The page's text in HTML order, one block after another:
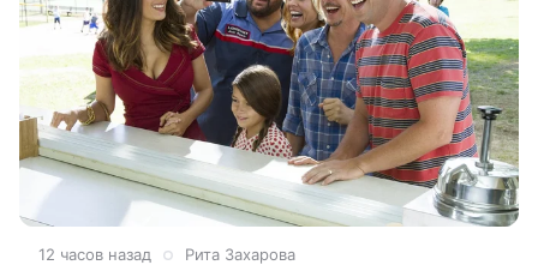
12 часов назад Рита Захарова